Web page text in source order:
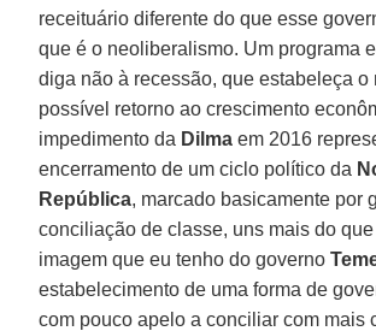
receituário diferente do que esse
que é o neoliberalismo. Um programa
diga não à recessão, que estabeleça o
possível retorno ao crescimento
impedimento da Dilma em 2016
encerramento de um ciclo político da
República, marcado basicamente por
conciliação de classe, uns mais do que
imagem que eu tenho do governo
estabelecimento de uma forma de
com pouco apelo a conciliar com mais